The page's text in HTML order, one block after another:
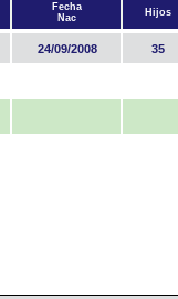
Fecha
Nac
Hijos
24/09/2008 35